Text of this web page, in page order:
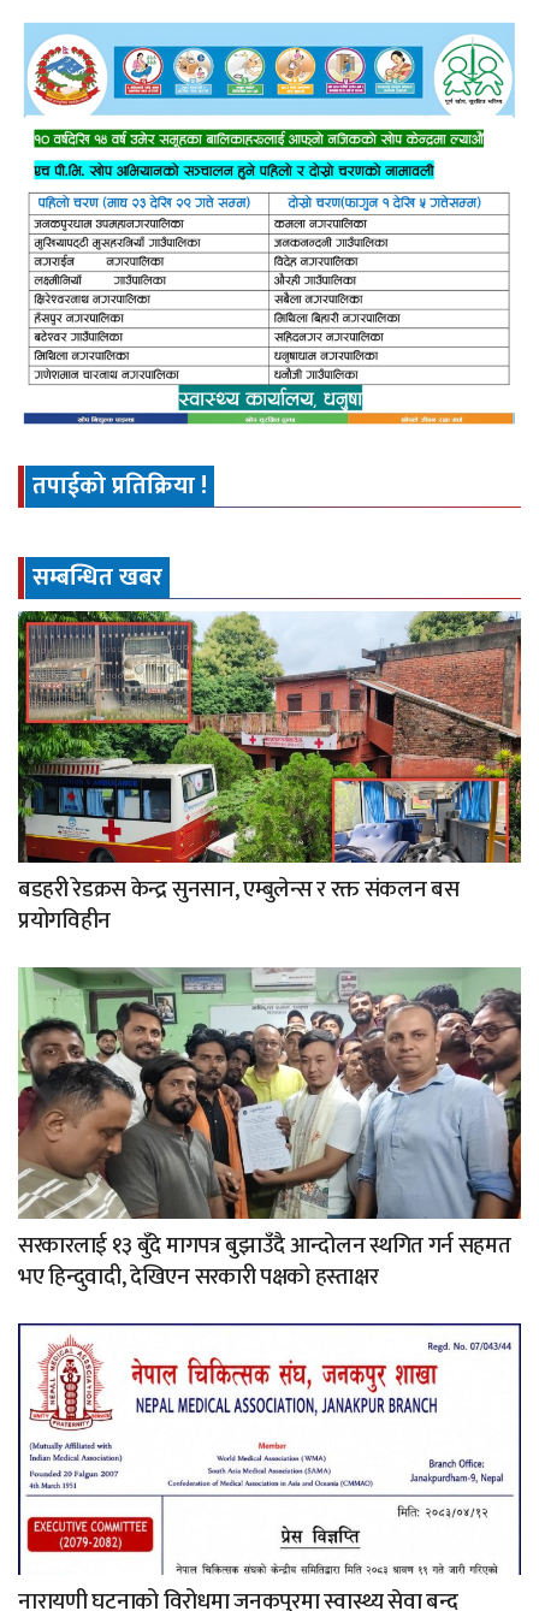
तपाईको प्रतिक्रिया !
सम्बन्धित खबर
बडहरी रेडक्रस केन्द्र सुनसान, एम्बुलेन्स र रक्त संकलन बस
प्रयोगविहीन
सरकारलाई १३ बुँदे मागपत्र बुझाउँदै आन्दोलन स्थगित गर्न सहमत
भए हिन्दुवादी, देखिएन सरकारी पक्षको हस्ताक्षर
नारायणी घटनाको विरोधमा जनकपुरमा स्वास्थ्य सेवा बन्द